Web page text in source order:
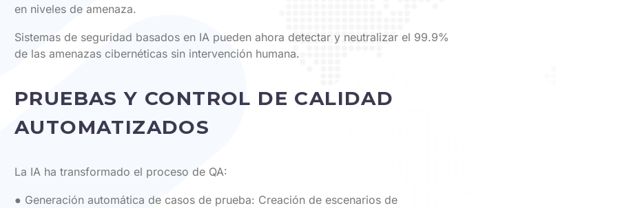
en niveles de amenaza.
Sistemas de seguridad basados en IA pueden ahora detectar y neutralizar el 99.9%
de las amenazas cibernéticas sin intervención humana.
PRUEBAS Y CONTROL DE CALIDAD
AUTOMATIZADOS
La IA ha transformado el proceso de QA:
● Generación automática de casos de prueba: Creación de escenarios de